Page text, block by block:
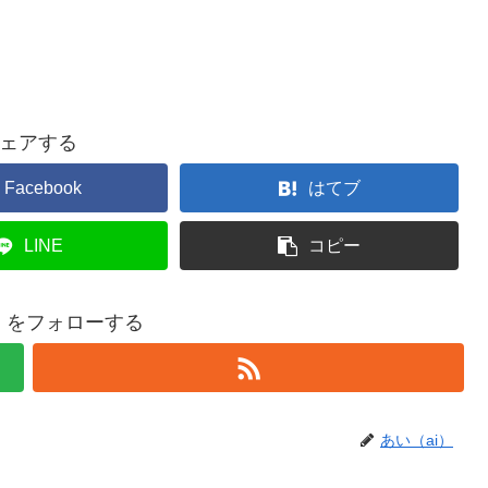
アする
Facebook はてブ
LINE コピー
をフォローする
あい（ai）